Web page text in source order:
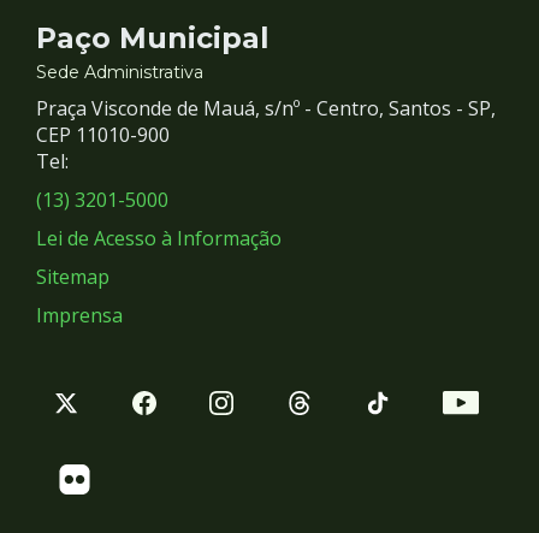
Contato
e
Redes
Sociais
Paço Municipal
Sede Administrativa
Praça Visconde de Mauá, s/nº - Centro, Santos - SP,
CEP 11010-900
Tel:
(13) 3201-5000
Lei de Acesso à Informação
Sitemap
Imprensa